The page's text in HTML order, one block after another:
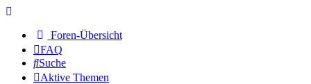
Foren-Übersicht
FAQ
Suche
Aktive Themen